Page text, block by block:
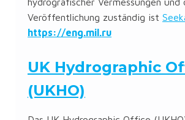
Veröffentlichung zuständig ist
https://eng.mil.ru
UK Hydrographic
(UKHO)